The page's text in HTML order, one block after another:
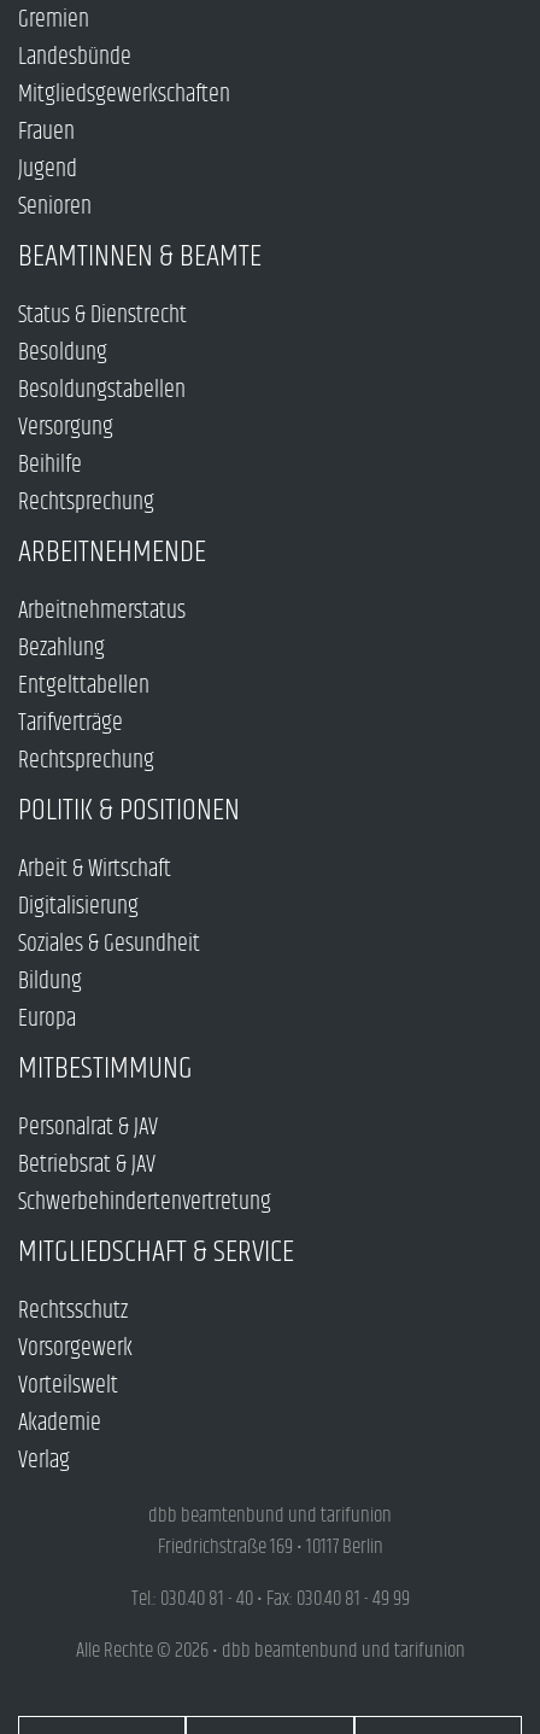
Gremien
Landesbünde
Mitgliedsgewerkschaften
Frauen
Jugend
Senioren
BEAMTINNEN & BEAMTE
Status & Dienstrecht
Besoldung
Besoldungstabellen
Versorgung
Beihilfe
Rechtsprechung
ARBEITNEHMENDE
Arbeitnehmerstatus
Bezahlung
Entgelttabellen
Tarifverträge
Rechtsprechung
POLITIK & POSITIONEN
Arbeit & Wirtschaft
Digitalisierung
Soziales & Gesundheit
Bildung
Europa
MITBESTIMMUNG
Personalrat & JAV
Betriebsrat & JAV
Schwerbehindertenvertretung
MITGLIEDSCHAFT & SERVICE
Rechtsschutz
Vorsorgewerk
Vorteilswelt
Akademie
Verlag
dbb beamtenbund und tarifunion
Friedrichstraße 169 • 10117 Berlin
Tel.: 030.40 81 - 40 • Fax: 030.40 81 - 49 99
Alle Rechte © 2026 • dbb beamtenbund und tarifunion